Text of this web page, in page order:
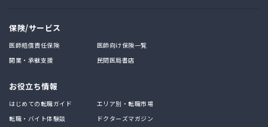
保険/サービス
医師賠償責任保険
医師向け保険一覧
開業・承継支援
民間医局書店
お役立ち情報
はじめての転職ガイド
エリア別・転職市場
転職・バイト体験談
ドクターズマガジン